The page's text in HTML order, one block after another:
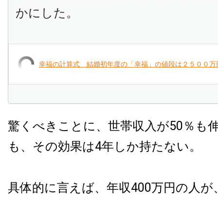
かにした。
幸福の計算式 結婚初年度の「幸福」の値段は２５００万
驚くべきことに、世帯収入が50％も
も、その効果は4年しか持たない。
具体的に言えば、年収400万円の人が